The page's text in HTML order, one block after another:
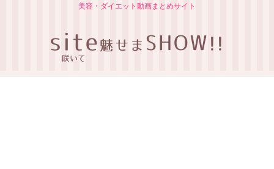
美容・ダイエット動画まとめサイト